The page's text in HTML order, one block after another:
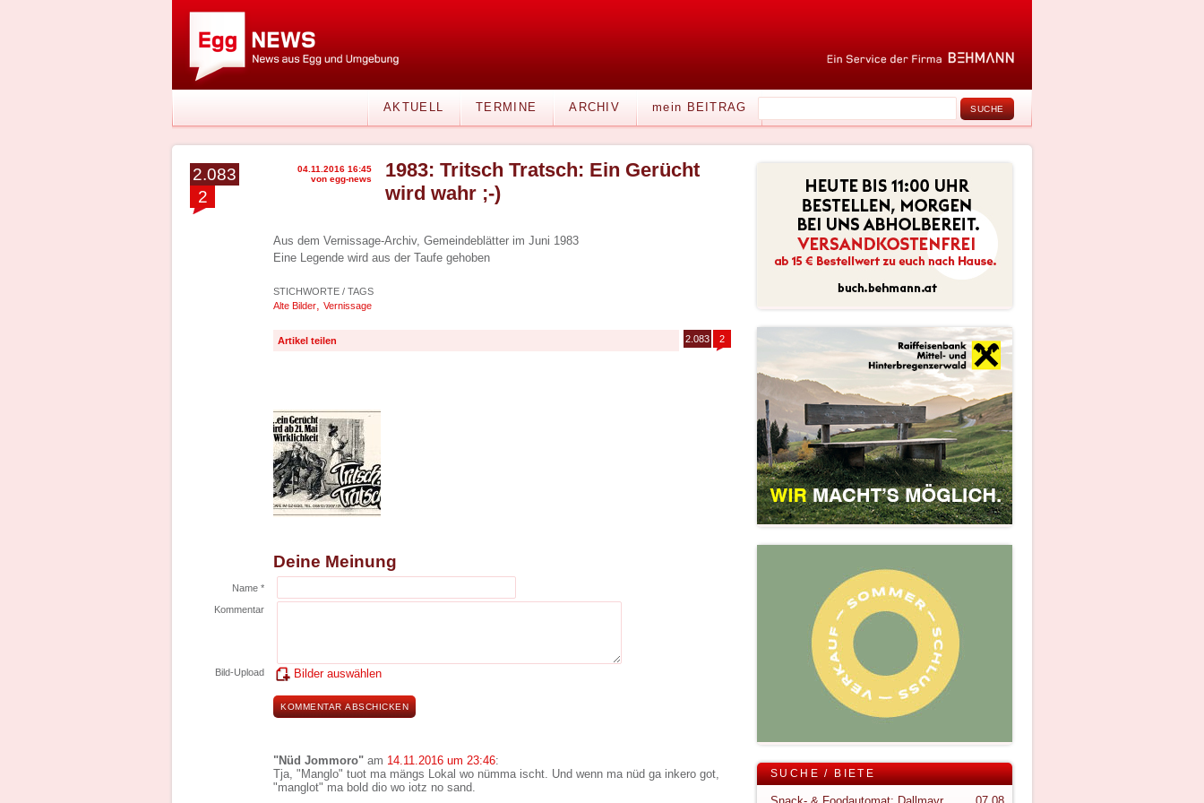
AKTUELL TERMINE ARCHIV mein BEITRAG
2.083
2
04.11.2016 16:45
von egg-news
1983: Tritsch Tratsch: Ein Gerücht
wird wahr ;-)
Aus dem Vernissage-Archiv, Gemeindeblätter im Juni 1983
Eine Legende wird aus der Taufe gehoben
STICHWORTE / TAGS
Alte Bilder, Vernissage
Artikel teilen 2.083 2
Deine Meinung
Name *
Kommentar
Bild-Upload Bilder auswählen
"Nüd Jommoro" am 14.11.2016 um 23:46:
Tja, "Manglo" tuot ma mängs Lokal wo nümma ischt. Und wenn ma nüd ga inkero got,
"manglot" ma bold dio wo iotz no sand.
SUCHE / BIETE